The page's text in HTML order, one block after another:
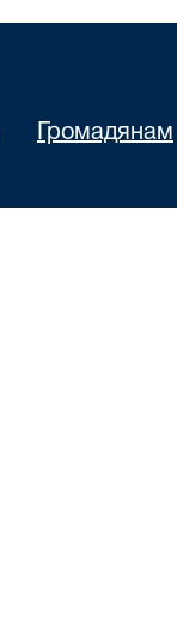
Громадянам